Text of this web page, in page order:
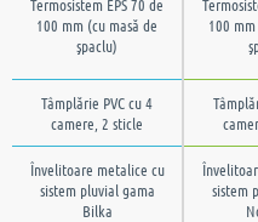
Termosistem EPS 70 de
100 mm (cu masă de
şpaclu)
100
Tâmplărie PVC cu 4
camere, 2 sticle
Învelitoare metalice cu
sistem pluvial gama
Bilka
sistem